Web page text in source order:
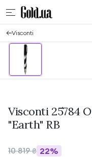
Visconti
Visconti 25784
"Earth" RB
10 819₴ 22%